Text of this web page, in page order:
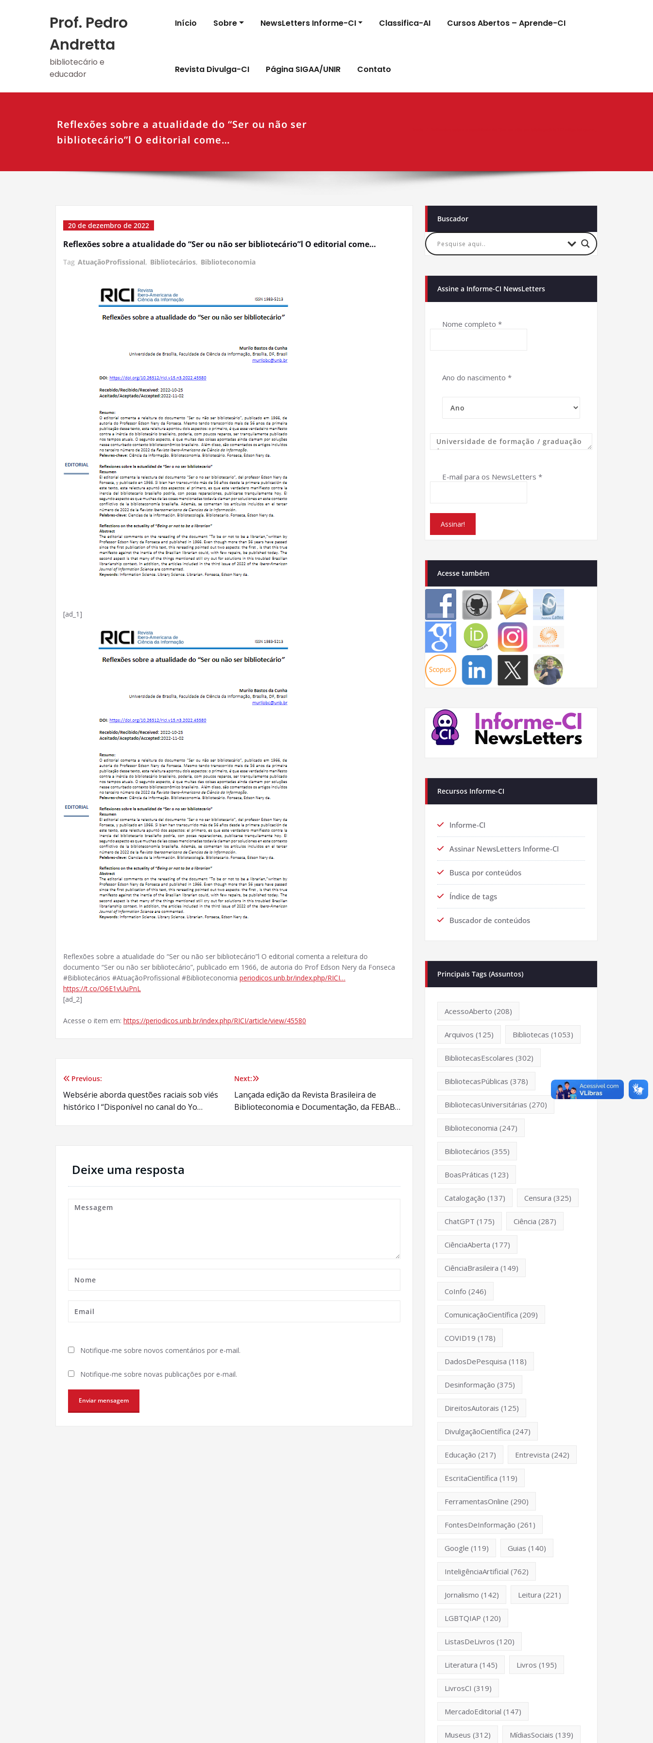
Prof. Pedro
Andretta
bibliotecário e
educador
Início Sobre NewsLetters Informe-CI Classifica-AI Cursos Abertos – Aprende-CI
Revista Divulga-CI Página SIGAA/UNIR Contato
Reflexões sobre a atualidade do “Ser ou não ser
bibliotecário”l O editorial come…
20 de dezembro de 2022
Reflexões sobre a atualidade do “Ser ou não ser bibliotecário”l O editorial come…
Tag AtuaçãoProfissional, Bibliotecários, Biblioteconomia
[ad_1]
Reflexões sobre a atualidade do “Ser ou não ser bibliotecário”l O editorial comenta a releitura do
documento “Ser ou não ser bibliotecário”, publicado em 1966, de autoria do Prof Edson Nery da Fonseca
#Bibliotecários #AtuaçãoProfissional #Biblioteconomia periodicos.unb.br/index.php/RICI…
https://t.co/O6E1vUuPnL
[ad_2]
Acesse o item em: https://periodicos.unb.br/index.php/RICI/article/view/45580
Navegação
de
Previous:
Websérie aborda questões raciais sob viés
histórico l “Disponível no canal do Yo…
Next:
Lançada edição da Revista Brasileira de
Biblioteconomia e Documentação, da FEBAB…
Deixe uma resposta
Notifique-me sobre novos comentários por e-mail.
Notifique-me sobre novas publicações por e-mail.
Buscador
Assine a Informe-CI NewsLetters
Nome completo *
Ano do nascimento *
E-mail para os NewsLetters *
Acesse também
Recursos Informe-CI
Informe-CI
Assinar NewsLetters Informe-CI
Busca por conteúdos
Índice de tags
Buscador de conteúdos
Principais Tags (Assuntos)
AcessoAberto (208)
Arquivos (125) Bibliotecas (1053)
BibliotecasEscolares (302)
BibliotecasPúblicas (378)
BibliotecasUniversitárias (270)
Biblioteconomia (247)
Bibliotecários (355)
BoasPráticas (123)
Catalogação (137) Censura (325)
ChatGPT (175) Ciência (287)
CiênciaAberta (177)
CiênciaBrasileira (149)
CoInfo (246)
ComunicaçãoCientífica (209)
COVID19 (178)
DadosDePesquisa (118)
Desinformação (375)
DireitosAutorais (125)
DivulgaçãoCientífica (247)
Educação (217) Entrevista (242)
EscritaCientífica (119)
FerramentasOnline (290)
FontesDeInformação (261)
Google (119) Guias (140)
InteligênciaArtificial (762)
Jornalismo (142) Leitura (221)
LGBTQIAP (120)
ListasDeLivros (120)
Literatura (145) Livros (195)
LivrosCI (319)
MercadoEditorial (147)
Museus (312) MídiasSociais (139)